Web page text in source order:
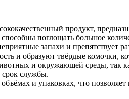
продукт,
поглощать большое
запахи и препятствует
и образуют твёрдые комочки,
и окружающей среды,
срок службы.
и упаковках, что